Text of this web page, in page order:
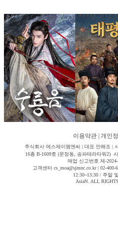
이용약관 개인
주식회사 에스제이엠엔씨 | 대표 안해조 |
16층 B-1609호 (문정동, 송파테라타워2)
매업 신고번호 제-
고객센터 cs_moa@sjmnc.co.kr | 02-
12:30~13:30 / 주말
AsiaN. ALL